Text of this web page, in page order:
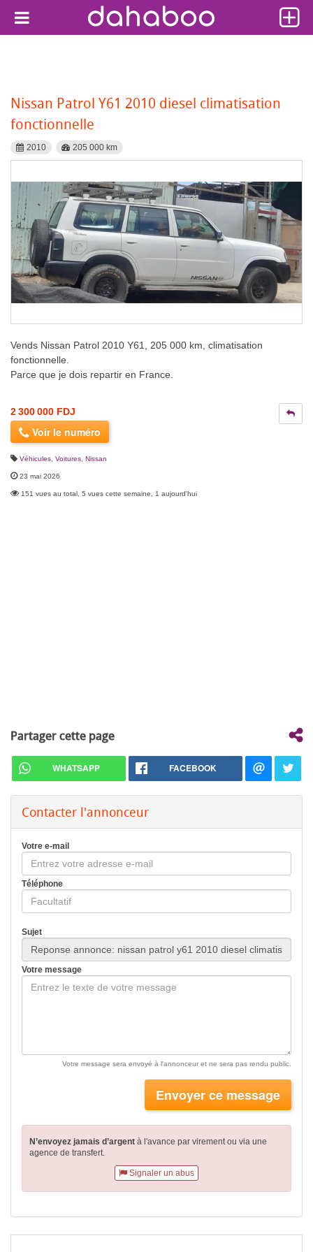
Nissan Patrol Y61 2010 diesel climatisation
fonctionnelle
2010 205 000 km
Vends Nissan Patrol 2010 Y61, 205 000 km, climatisation
fonctionnelle.
Parce que je dois repartir en France.
2 300 000 FDJ
Voir le numéro
Véhicules Voitures Nissan
23 mai 2026
151 vues au total, 5 vues cette semaine, 1 aujourd'hui
Partager cette page
WHATSAPP FACEBOOK
Contacter l'annonceur
Votre e-mail
Téléphone
Sujet
Votre message
Votre message sera envoyé à l'annonceur et ne sera pas rendu public.
Envoyer ce message
N’envoyez jamais d’argent à l'avance par virementou via une
agence de transfert.
Signaler un abus